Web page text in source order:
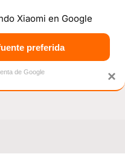
OFERTAS
×
Xiaomi en Google
preferida
de Google